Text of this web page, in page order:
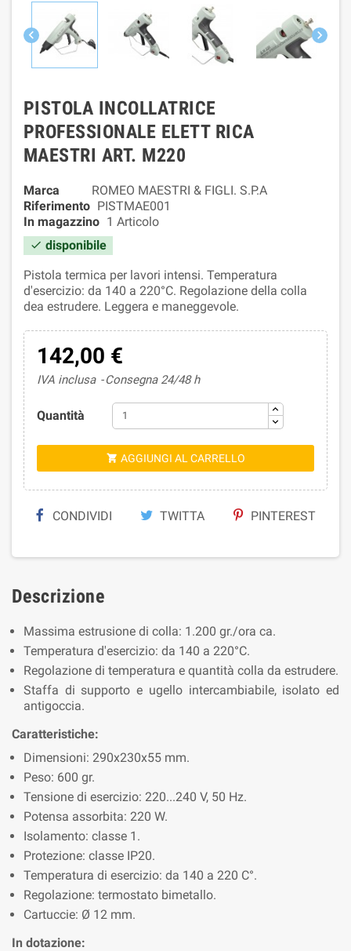
 
PISTOLA INCOLLATRICE
PROFESSIONALE ELETT RICA
MAESTRI ART. M220
Marca
ROMEO MAESTRI & FIGLI. S.P.A
Riferimento PISTMAE001
In magazzino 1 Articolo
 disponibile
Pistola termica per lavori intensi. Temperatura
d'esercizio: da 140 a 220°C. Regolazione della colla
dea estrudere. Leggera e maneggevole.
142,00 €
IVA inclusa Consegna 24/48 h
Quantità
 AGGIUNGI AL CARRELLO
CONDIVIDI TWITTA PINTEREST
Descrizione
Massima estrusione di colla: 1.200 gr./ora ca.
Temperatura d'esercizio: da 140 a 220°C.
Regolazione di temperatura e quantità colla da estrudere.
Staffa di supporto e ugello intercambiabile, isolato ed
antigoccia.
Caratteristiche:
Dimensioni: 290x230x55 mm.
Peso: 600 gr.
Tensione di esercizio: 220...240 V, 50 Hz.
Potensa assorbita: 220 W.
Isolamento: classe 1.
Protezione: classe IP20.
Temperatura di esercizio: da 140 a 220 C°.
Regolazione: termostato bimetallo.
Cartuccie: Ø 12 mm.
In dotazione: